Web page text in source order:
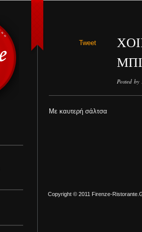
Posted
Tweet
Με καυτερή σάλτσα
Copyright © 2011 Firenze-